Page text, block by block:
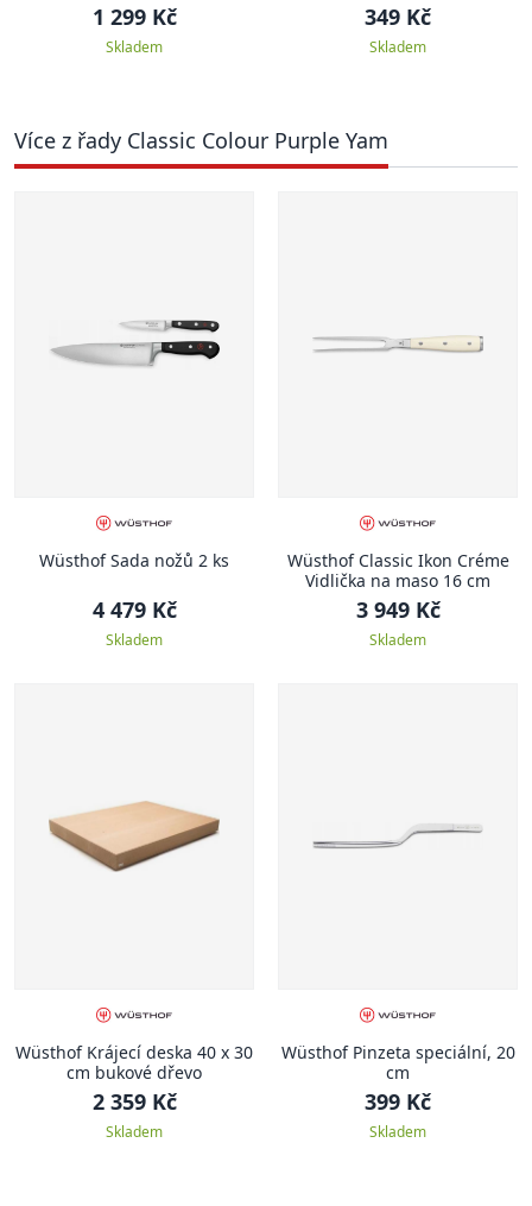
1 299 Kč
Skladem
349 Kč
Skladem
Více z řady Classic Colour Purple Yam
Wüsthof Sada nožů 2 ks
4 479 Kč
Skladem
Wüsthof Classic Ikon Créme
Vidlička na maso 16 cm
3 949 Kč
Skladem
Wüsthof Krájecí deska 40 x 30
cm bukové dřevo
2 359 Kč
Skladem
Wüsthof Pinzeta speciální, 20
cm
399 Kč
Skladem